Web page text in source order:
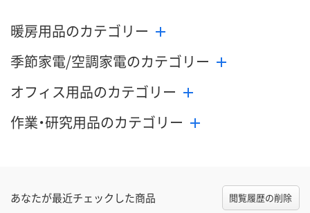
暖房用品のカテゴリー
季節家電/空調家電のカテゴリー
オフィス用品のカテゴリー
作業・研究用品のカテゴリー
あなたが最近チェックした商品 閲覧履歴の削除